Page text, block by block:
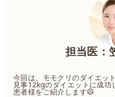
担当医
今回は、モモクリのダイエッ
見事12kgのダイエットに成功
患者様をご紹介します🥼